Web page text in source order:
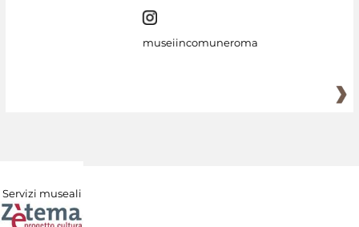
museiincomuneroma
Servizi museali